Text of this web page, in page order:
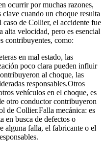
ocurrir por muchas razones,
clave cuando un choque resulta
caso de Collier, el accidente fue
alta velocidad, pero es esencial
contribuyentes, como:
en mal estado, las
poco clara pueden influir
al choque, las
responsables.Otros
vehículos en el choque, es
otro conductor contribuyeron
de Collier.Falla mecánica: es
en busca de defectos o
alguna falla, el fabricante o el